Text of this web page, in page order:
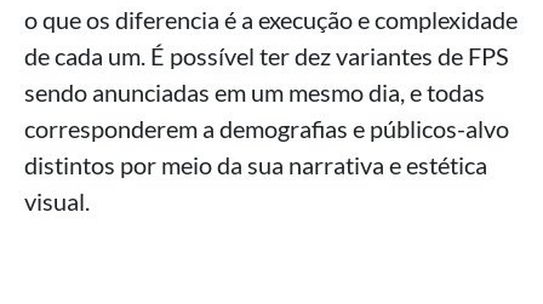
o que os diferencia é a execução e complexidade
de cada um. É possível ter dez variantes de FPS
sendo anunciadas em um mesmo dia, e todas
corresponderem a demografias e públicos-alvo
distintos por meio da sua narrativa e estética
visual.